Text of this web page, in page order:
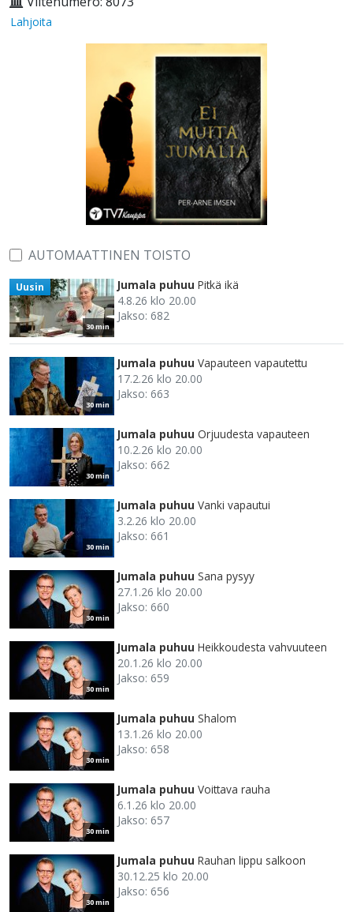
Lahjoita
AUTOMAATTINEN TOISTO
30 min
Uusin Jumala puhuu Pitkä ikä
4.8.26 klo 20.00
Jakso: 682
30 min
Jumala puhuu Vapauteen vapautettu
17.2.26 klo 20.00
Jakso: 663
30 min
Jumala puhuu Orjuudesta vapauteen
10.2.26 klo 20.00
Jakso: 662
30 min
Jumala puhuu Vanki vapautui
3.2.26 klo 20.00
Jakso: 661
30 min
Jumala puhuu Sana pysyy
27.1.26 klo 20.00
Jakso: 660
30 min
Jumala puhuu Heikkoudesta vahvuuteen
20.1.26 klo 20.00
Jakso: 659
30 min
Jumala puhuu Shalom
13.1.26 klo 20.00
Jakso: 658
30 min
Jumala puhuu Voittava rauha
6.1.26 klo 20.00
Jakso: 657
30 min
Jumala puhuu Rauhan lippu salkoon
30.12.25 klo 20.00
Jakso: 656